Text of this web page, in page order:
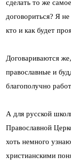
сделать то же
договориться? Я
кто и как будет
Договариваются
православные и
благополучно
А для русской
Православной
хоть немного
христианскими